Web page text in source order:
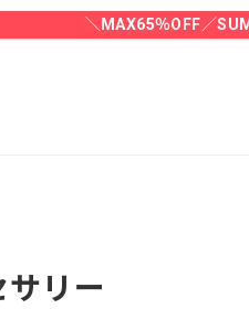
＼MAX65％OFF／
サリー